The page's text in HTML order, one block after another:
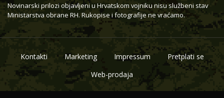
Novinarski prilozi objavljeni u Hrvatskom vojniku nisu službeni stav
Ministarstva obrane RH. Rukopise i fotografije ne vraćamo.
Kontakti Marketing Impressum
Pretplati se
Web-prodaja